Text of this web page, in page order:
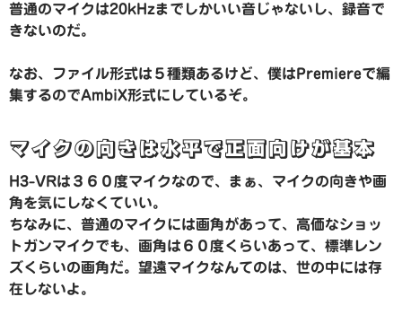
普通のマイクは20kHzまでしかいい音じゃないし、録音で
きないのだ。
なお、ファイル形式は５種類あるけど、僕はPremiereで編
集するのでAmbiX形式にしているぞ。
マイクの向きは水平で正面向けが基本
H3-VRは３６０度マイクなので、まぁ、マイクの向きや画
角を気にしなくていい。
ちなみに、普通のマイクには画角があって、高価なショッ
トガンマイクでも、画角は６０度くらいあって、標準レン
ズくらいの画角だ。望遠マイクなんてのは、世の中には存
在しないよ。